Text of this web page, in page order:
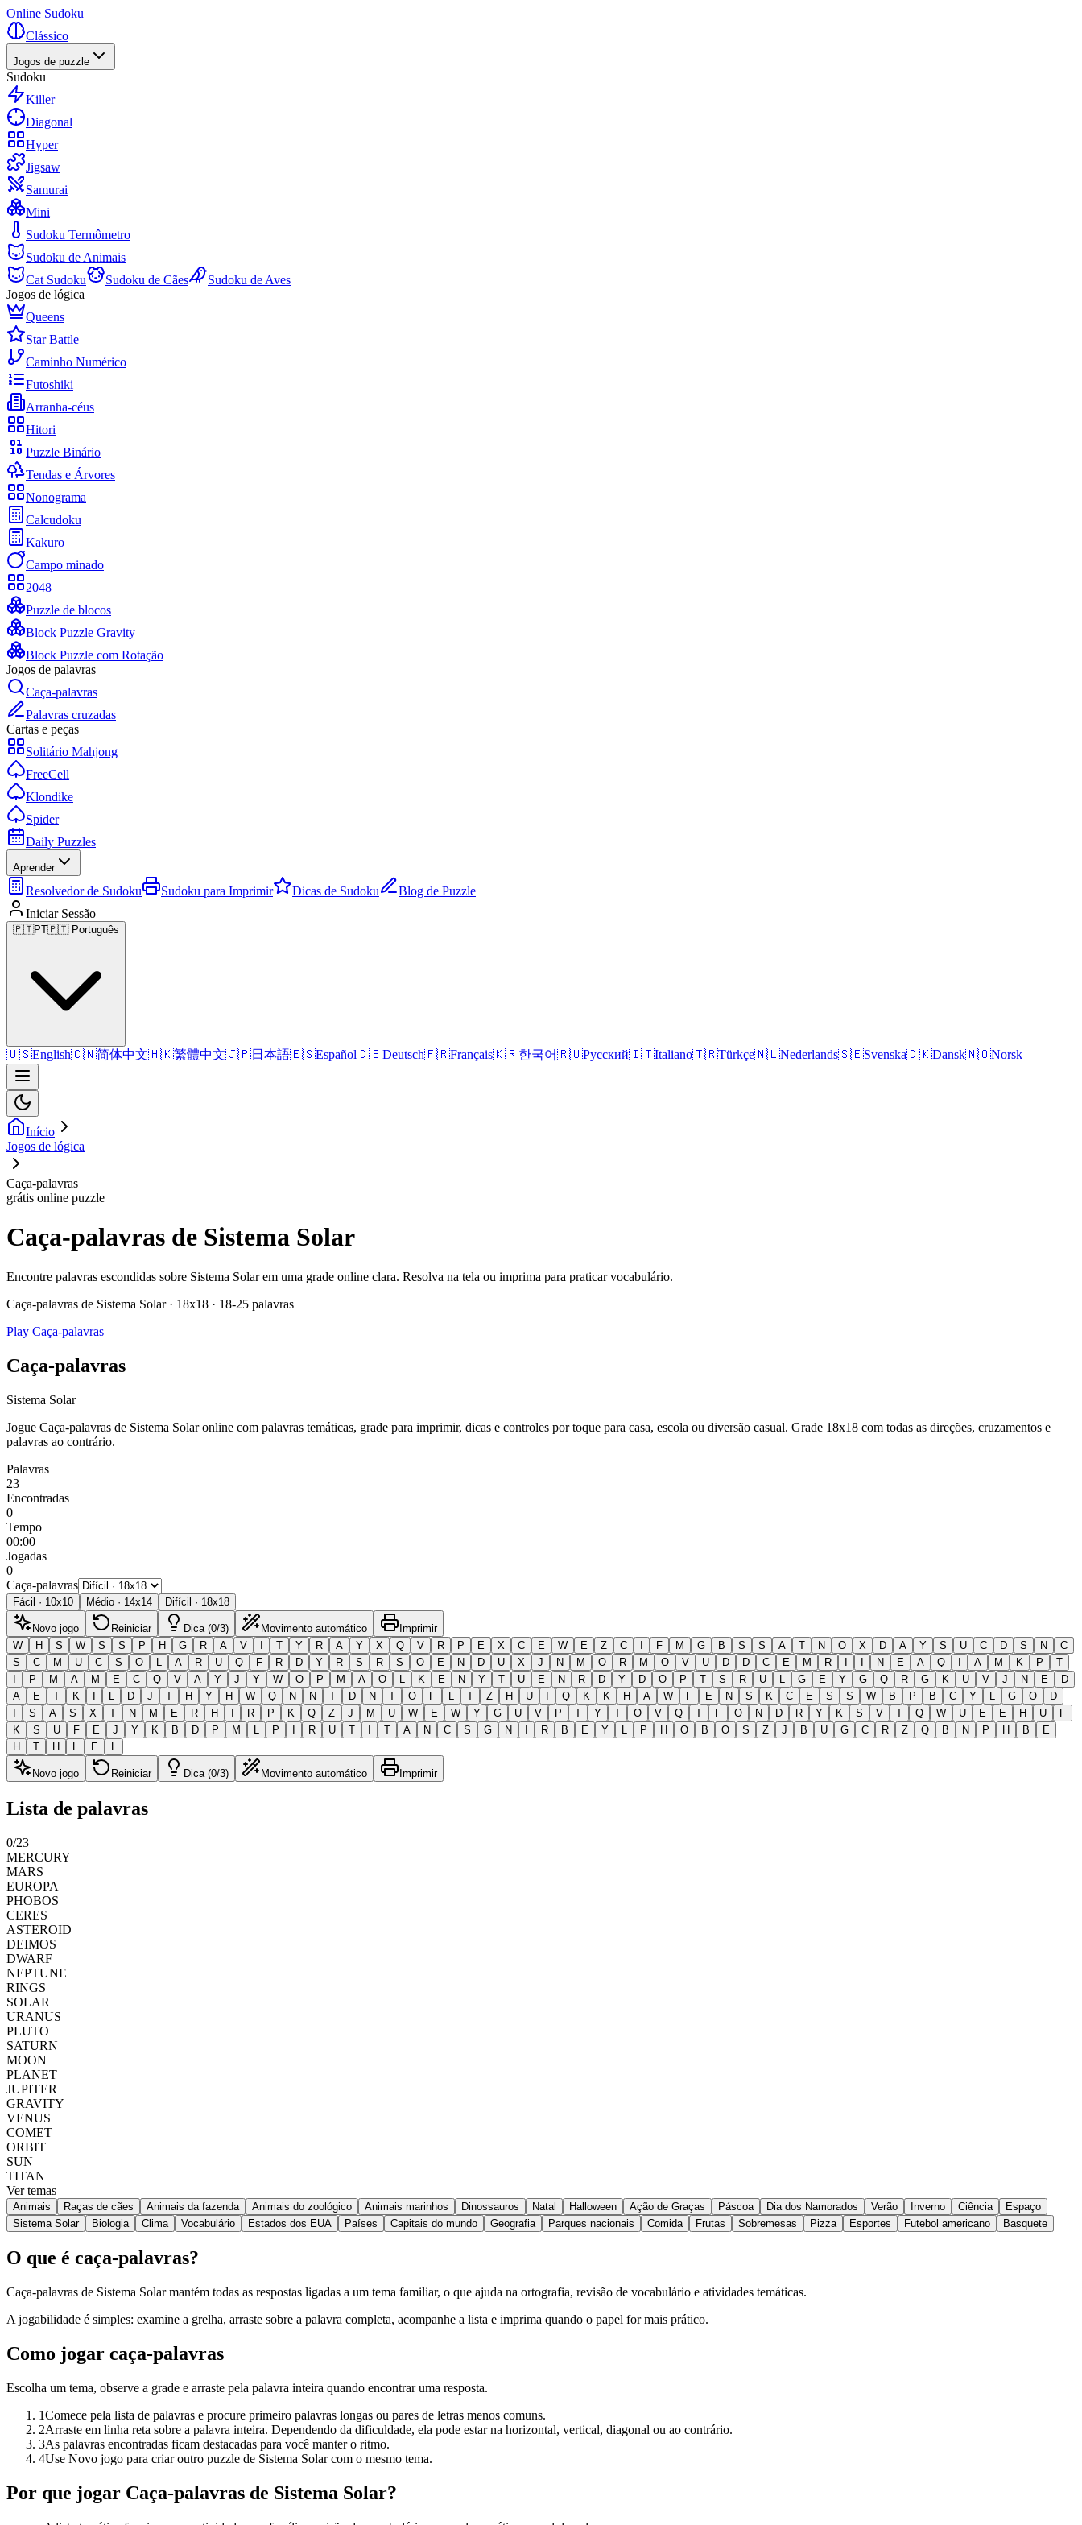
Online Sudoku
Clássico
Jogos de puzzle
Sudoku
Killer
Diagonal
Hyper
Jigsaw
Samurai
Mini
Sudoku Termômetro
Sudoku de Animais
Cat Sudoku
Sudoku de Cães
Sudoku de Aves
Jogos de lógica
Queens
Star Battle
Caminho Numérico
Futoshiki
Arranha-céus
Hitori
Puzzle Binário
Tendas e Árvores
Nonograma
Calcudoku
Kakuro
Campo minado
2048
Puzzle de blocos
Block Puzzle Gravity
Block Puzzle com Rotação
Jogos de palavras
Caça-palavras
Palavras cruzadas
Cartas e peças
Solitário Mahjong
FreeCell
Klondike
Spider
Daily Puzzles
Aprender
Resolvedor de Sudoku Sudoku para Imprimir Dicas de Sudoku
Blog de Puzzle
Iniciar Sessão
🇵🇹PT🇵🇹 Português
🇺🇸English🇨🇳简体中文🇭🇰繁體中文🇯🇵日本語🇪🇸Español🇩🇪Deutsch🇫🇷Français🇰🇷한국어🇷🇺Русский🇮🇹Italiano🇹🇷Türkçe🇳🇱Nederlands🇸🇪Svenska🇩🇰Dansk🇳🇴Norsk
Início
Jogos de lógica
Caça-palavras
grátis online puzzle
Caça-palavras de Sistema Solar
Encontre palavras escondidas sobre Sistema Solar em uma grade online clara. Resolva na tela ou imprima para praticar vocabulário.
Caça-palavras de Sistema Solar · 18x18 · 18-25 palavras
Play Caça-palavras
Caça-palavras
Sistema Solar
Jogue Caça-palavras de Sistema Solar online com palavras temáticas, grade para imprimir, dicas e controles por toque para casa, escola ou diversão casual. Grade 18x18 com todas as direções, cruzamentos e
palavras ao contrário.
Palavras
23
Encontradas
0
Tempo
00:00
Jogadas
0
Caça-palavras
Fácil · 10x10 Médio · 14x14 Difícil · 18x18
Novo jogo Reiniciar Dica (0/3) Movimento automático
Imprimir
W
H S W S S P H G R A V I T Y R A Y X Q V R P E X C E W E Z C I F M G B S S A T N O X D A Y S U C D S N
C
S
C M U C S O L A R U Q F R D Y R S R S O E N D U X J N M O R M O V U D D C E M R I I N E A Q I A M K P
T
I
P M A M E C Q V A Y J Y W O P M A O L K E N Y T U E N R D Y D O P T S R U L G E Y G Q R G K U V J N E
D
A
E T K I L D J T H Y H W Q N N T D N T O F L T Z H U I Q K K H A W F E N S K C E S S W B P B C Y L G O
D
I
S A S X T N M E R H I R P K Q Z J M U W E W Y G U V P T Y T O V Q T F O N D R Y K S V T Q W U E E H U
F
K
S U F E J Y K B D P M L P I R U T I T A N C S G N I R B E Y L P H O B O S Z J B U G C R Z Q B N P H B
E
H
T H L E L
Novo jogo Reiniciar Dica (0/3) Movimento automático Imprimir
Lista de palavras
0/23
MERCURY
MARS
EUROPA
PHOBOS
CERES
ASTEROID
DEIMOS
DWARF
NEPTUNE
RINGS
SOLAR
URANUS
PLUTO
SATURN
MOON
PLANET
JUPITER
GRAVITY
VENUS
COMET
ORBIT
SUN
TITAN
Ver temas
Animais Raças de cães Animais da fazenda Animais do zoológico Animais marinhos Dinossauros Natal Halloween Ação de Graças Páscoa Dia dos Namorados Verão Inverno Ciência
Espaço
Sistema Solar
Biologia Clima Vocabulário Estados dos EUA Países Capitais do mundo Geografia Parques nacionais Comida Frutas Sobremesas Pizza Esportes Futebol americano Basquete
O que é caça-palavras?
Caça-palavras de Sistema Solar mantém todas as respostas ligadas a um tema familiar, o que ajuda na ortografia, revisão de vocabulário e atividades temáticas.
A jogabilidade é simples: examine a grelha, arraste sobre a palavra completa, acompanhe a lista e imprima quando o papel for mais prático.
Como jogar caça-palavras
Escolha um tema, observe a grade e arraste pela palavra inteira quando encontrar uma resposta.
1Comece pela lista de palavras e procure primeiro palavras longas ou pares de letras menos comuns.
2Arraste em linha reta sobre a palavra inteira. Dependendo da dificuldade, ela pode estar na horizontal, vertical, diagonal ou ao contrário.
3As palavras encontradas ficam destacadas para você manter o ritmo.
4Use Novo jogo para criar outro puzzle de Sistema Solar com o mesmo tema.
Por que jogar Caça-palavras de Sistema Solar?